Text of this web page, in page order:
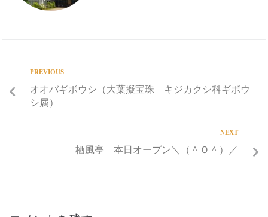
PREVIOUS
オオバギボウシ（大葉擬宝珠 キジカクシ科ギボウ
シ属）
NEXT
栖風亭 本日オープン＼（＾Ｏ＾）／